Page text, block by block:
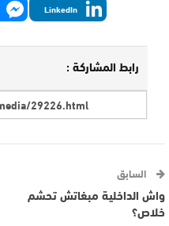
LinkedIn
رابط المشاركة :
السابق
واش الداخلية مبغاتش تحشم
خلاص؟